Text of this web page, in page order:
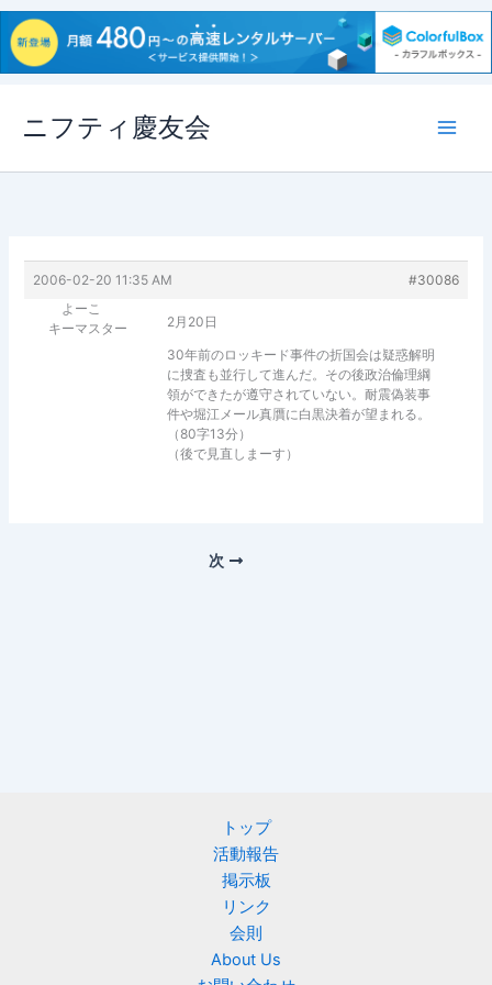
ス
ニフティ慶友会
2006-02-20 11:35 AM
#30086
よーこ
キーマスター
2月20日
30年前のロッキード事件の折国会は疑惑解明
に捜査も並行して進んだ。その後政治倫理綱
領ができたが遵守されていない。耐震偽装事
件や堀江メール真贋に白黒決着が望まれる。
（80字13分）
（後で見直しまーす）
次
トップ
活動報告
掲示板
リンク
会則
About Us